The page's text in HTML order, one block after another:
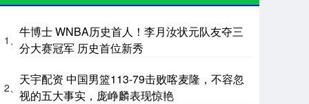
1、
牛博士 WNBA历史首人！李月汝状元队友夺三
分大赛冠军 历史首位新秀
2、
天宇配资 中国男篮113-79击败喀麦隆，不容忽
视的五大事实，庞峥麟表现惊艳